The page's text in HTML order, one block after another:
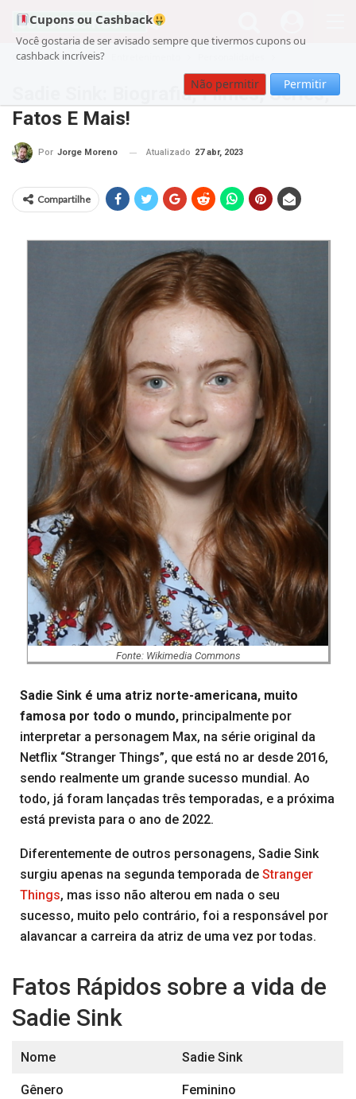
Cupons ou Cashback
Você gostaria de ser avisado sempre que tivermos cupons ou
cashback incríveis?
Não permitir Permitir
Cupom noticias
Sadie Sink: Biografia, Filmes, Séries,
Fatos E Mais!
Por Jorge Moreno Atualizado 27 abr, 2023
Compartilhe
Fonte: Wikimedia Commons
Sadie Sink é uma atriz norte-americana, muito
famosa por todo o mundo, principalmente por
interpretar a personagem Max, na série original da
Netflix “Stranger Things”, que está no ar desde 2016,
sendo realmente um grande sucesso mundial. Ao
todo, já foram lançadas três temporadas, e a próxima
está prevista para o ano de 2022.
Diferentemente de outros personagens, Sadie Sink
surgiu apenas na segunda temporada de Stranger
Things, mas isso não alterou em nada o seu
sucesso, muito pelo contrário, foi a responsável por
alavancar a carreira da atriz de uma vez por todas.
Fatos Rápidos sobre a vida de
Sadie Sink
Nome Sadie Sink
Gênero Feminino